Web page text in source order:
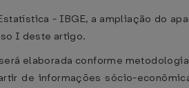
- IBGE, a ampliação do
I deste artigo.
elaborada conforme
de informações sócio-